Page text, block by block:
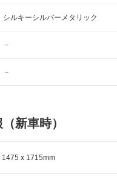
シルキーシルバーメタリック
－
－
新車時）
1475 x 1715mm